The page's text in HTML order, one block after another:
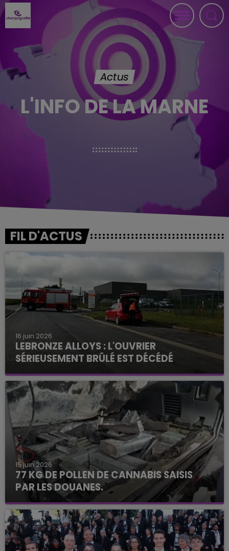
Actus
L'INFO DE LA MARNE
FIL D'ACTUS
16 juin 2026
LEBRONZE ALLOYS : L'OUVRIER
SÉRIEUSEMENT BRÛLÉ EST DÉCÉDÉ
15 juin 2026
77 KG DE POLLEN DE CANNABIS SAISIS
PAR LES DOUANES.